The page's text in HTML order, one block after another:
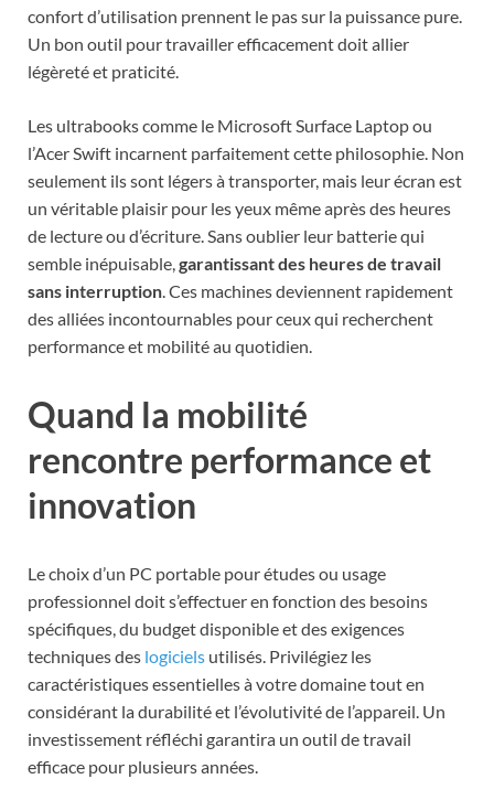
confort d’utilisation prennent le pas sur la puissance pure.
Un bon outil pour travailler efficacement doit allier
légèreté et praticité.
Les ultrabooks comme le Microsoft Surface Laptop ou
l’Acer Swift incarnent parfaitement cette philosophie. Non
seulement ils sont légers à transporter, mais leur écran est
un véritable plaisir pour les yeux même après des heures
de lecture ou d’écriture. Sans oublier leur batterie qui
semble inépuisable,garantissant des heures de travail
sans interruption. Ces machines deviennent rapidement
des alliées incontournables pour ceux qui recherchent
performance et mobilité au quotidien.
Quand la mobilité
rencontre performance et
innovation
Le choix d’un PC portable pour études ou usage
professionnel doit s’effectuer en fonction des besoins
spécifiques, du budget disponible et des exigences
techniques des logiciels utilisés. Privilégiez les
caractéristiques essentielles à votre domaine tout en
considérant la durabilité et l’évolutivité de l’appareil. Un
investissement réfléchi garantira un outil de travail
efficace pour plusieurs années.